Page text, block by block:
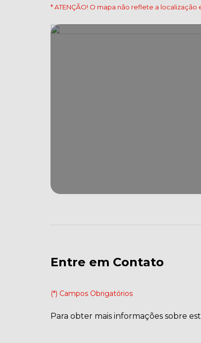
* ATENÇÃO! O mapa não reflete a localização
Entre em Contato
(*) Campos Obrigatórios
Para obter mais informações sobre